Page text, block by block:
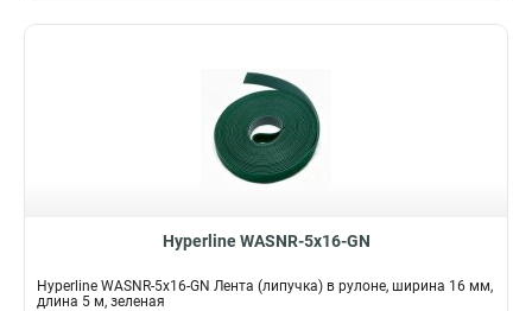
Hyperline WASNR-5x16-GN
Hyperline WASNR-5x16-GN Лента (липучка) в рулоне, ширина 16 мм,
длина 5 м, зеленая